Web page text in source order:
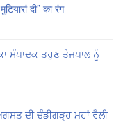
दी” का रंग
ਸੰਪਾਦਕ ਤਰੁਣ ਤੇਜਪਾਲ ਨੂੰ
ਦੀ ਚੰਡੀਗੜ੍ਹ ਮਹਾਂ ਰੈਲੀ